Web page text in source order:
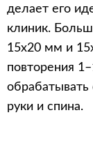
делает его
клиник.
15x20 мм и
повторения
обрабатывать
руки и спина.